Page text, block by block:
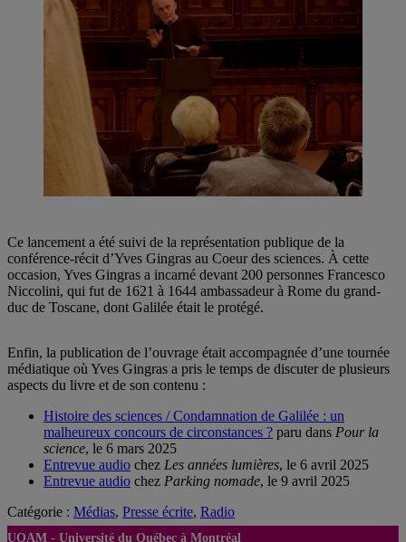
Ce lancement a été suivi de la représentation publique de la
conférence-récit d’Yves Gingras au Coeur des sciences. À cette
occasion, Yves Gingras a incarné devant 200 personnes Francesco
Niccolini, qui fut de 1621 à 1644 ambassadeur à Rome du grand-
duc de Toscane, dont Galilée était le protégé.
Enfin, la publication de l’ouvrage était accompagnée d’une tournée
médiatique où Yves Gingras a pris le temps de discuter de plusieurs
aspects du livre et de son contenu :
Histoire des sciences / Condamnation de Galilée : un
malheureux concours de circonstances ? paru dans Pour la
science, le 6 mars 2025
Entrevue audio chez Les années lumières, le 6 avril 2025
Entrevue audio chez Parking nomade, le 9 avril 2025
Catégorie : Médias, Presse écrite, Radio
UQAM - Université du Québec à Montréal